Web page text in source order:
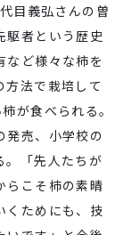
目義弘さんの曽
駆者という歴史
など様々な柿を
方法で栽培して
が食べられる。
発売、小学校の
。「先人たちが
らこそ柿の素晴
くためにも、技